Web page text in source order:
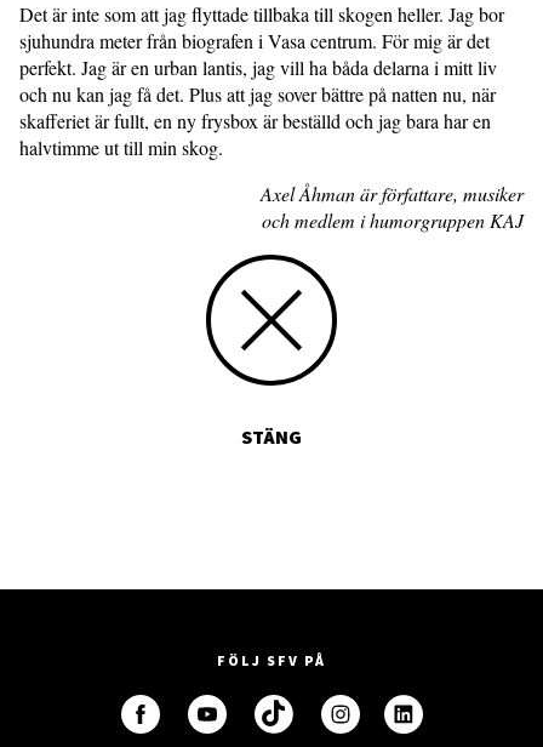
Det är inte som att jag flyttade tillbaka till skogen heller. Jag bor
sjuhundra meter från biografen i Vasa centrum. För mig är det
perfekt. Jag är en urban lantis, jag vill ha båda delarna i mitt liv
och nu kan jag få det. Plus att jag sover bättre på natten nu, när
skafferiet är fullt, en ny frysbox är beställd och jag bara har en
halvtimme ut till min skog.
Axel Åhman är författare, musiker
och medlem i humorgruppen KAJ
STÄNG
FÖLJ SFV PÅ